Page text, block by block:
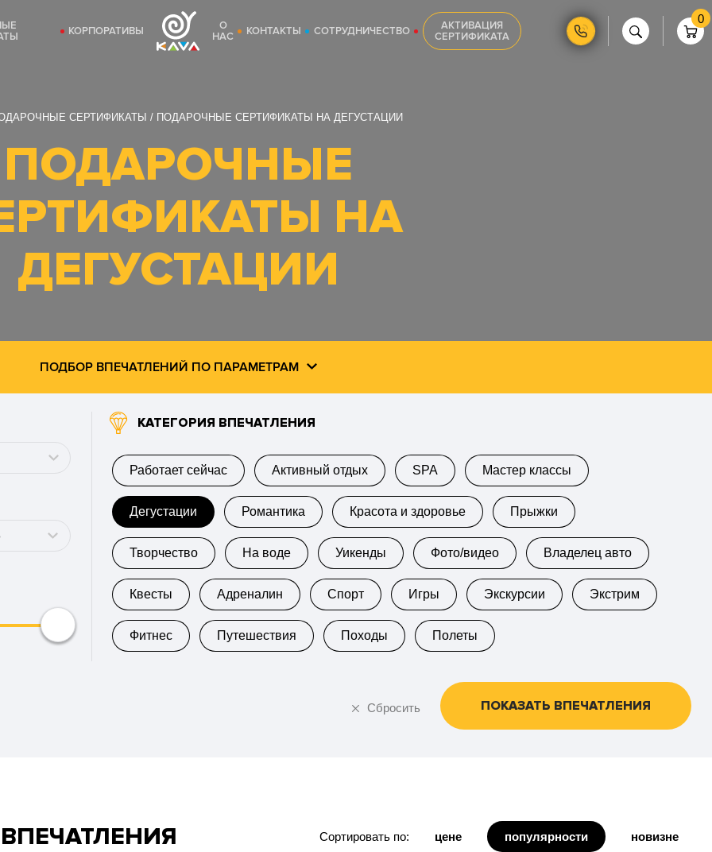
КОРПОРАТИВЫ
О
НАС
КОНТАКТЫ СОТРУДНИЧЕСТВО
АКТИВАЦИЯ
СЕРТИФИКАТА
0
СЕРТИФИКАТЫ ПОДАРОЧНЫЕ СЕРТИФИКАТЫ НА ДЕГУСТАЦИИ
ПОДАРОЧНЫЕ
НА
ДЕГУСТАЦИИ
ПОДБОР ВПЕЧАТЛЕНИЙ ПО ПАРАМЕТРАМ
КАТЕГОРИЯ ВПЕЧАТЛЕНИЯ
Работает сейчас Активный отдых SPA Мастер классы
Дегустации Романтика Красота и здоровье Прыжки
Творчество На воде Уикенды Фото/видео Владелец авто
Квесты Адреналин Спорт Игры Экскурсии Экстрим
Фитнес Путешествия Походы Полеты
Сбросить ПОКАЗАТЬ ВПЕЧАТЛЕНИЯ
Сортировать по: цене популярности новизне